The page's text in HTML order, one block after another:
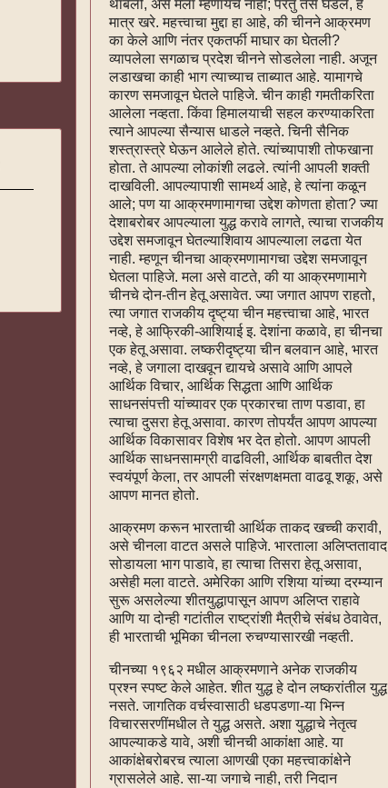
थांबली, असे मला म्हणायचे नाही; परंतु तसे घडले, हे
मात्र खरे. महत्त्वाचा मुद्दा हा आहे, की चीनने आक्रमण
का केले आणि नंतर एकतर्फी माघार का घेतली?
व्यापलेला सगळाच प्रदेश चीनने सोडलेला नाही. अजून
लडाखचा काही भाग त्याच्याच ताब्यात आहे. यामागचे
कारण समजावून घेतले पाहिजे. चीन काही गमतीकरिता
आलेला नव्हता. किंवा हिमालयाची सहल करण्याकरिता
त्याने आपल्या सैन्यास धाडले नव्हते. चिनी सैनिक
शस्त्रास्त्रे घेऊन आलेले होते. त्यांच्यापाशी तोफखाना
होता. ते आपल्या लोकांशी लढले. त्यांनी आपली शक्ती
दाखविली. आपल्यापाशी सामर्थ्य आहे, हे त्यांना कळून
आले; पण या आक्रमणामागचा उद्देश कोणता होता? ज्या
देशाबरोबर आपल्याला युद्ध करावे लागते, त्याचा राजकीय
उद्देश समजावून घेतल्याशिवाय आपल्याला लढता येत
नाही. म्हणून चीनचा आक्रमणामागचा उद्देश समजावून
घेतला पाहिजे. मला असे वाटते, की या आक्रमणामागे
चीनचे दोन-तीन हेतू असावेत. ज्या जगात आपण राहतो,
त्या जगात राजकीय दृष्ट्या चीन महत्त्वाचा आहे, भारत
नव्हे, हे आफ्रिकी-आशियाई इ. देशांना कळावे, हा चीनचा
एक हेतू असावा. लष्करीदृष्ट्या चीन बलवान आहे, भारत
नव्हे, हे जगाला दाखवून द्यायचे असावे आणि आपले
आर्थिक विचार, आर्थिक सिद्धता आणि आर्थिक
साधनसंपत्ती यांच्यावर एक प्रकारचा ताण पडावा, हा
त्याचा दुसरा हेतू असावा. कारण तोपर्यंत आपण आपल्या
आर्थिक विकासावर विशेष भर देत होतो. आपण आपली
आर्थिक साधनसामग्री वाढविली, आर्थिक बाबतीत देश
स्वयंपूर्ण केला, तर आपली संरक्षणक्षमता वाढवू शकू, असे
आपण मानत होतो.
आक्रमण करून भारताची आर्थिक ताकद खच्ची करावी,
असे चीनला वाटत असले पाहिजे. भारताला अलिप्ततावाद
सोडायला भाग पाडावे, हा त्याचा तिसरा हेतू असावा,
असेही मला वाटते. अमेरिका आणि रशिया यांच्या दरम्यान
सुरू असलेल्या शीतयुद्धापासून आपण अलिप्त राहावे
आणि या दोन्ही गटांतील राष्ट्रांशी मैत्रीचे संबंध ठेवावेत,
ही भारताची भूमिका चीनला रुचण्यासारखी नव्हती.
चीनच्या १९६२ मधील आक्रमणाने अनेक राजकीय
प्रश्न स्पष्ट केले आहेत. शीत युद्ध हे दोन लष्करांतील युद्ध
नसते. जागतिक वर्चस्वासाठी धडपडणा-या भिन्न
विचारसरणींमधील ते युद्ध असते. अशा युद्धाचे नेतृत्व
आपल्याकडे यावे, अशी चीनची आकांक्षा आहे. या
आकांक्षेबरोबरच त्याला आणखी एका महत्त्वाकांक्षेने
ग्रासलेले आहे. सा-या जगाचे नाही, तरी निदान